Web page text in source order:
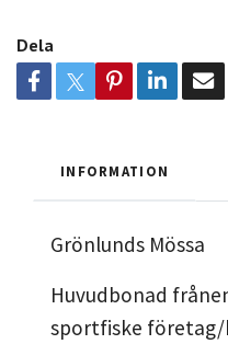
Dela
INFORMATION
Grönlunds Mössa
Huvudbonad
sportfiske